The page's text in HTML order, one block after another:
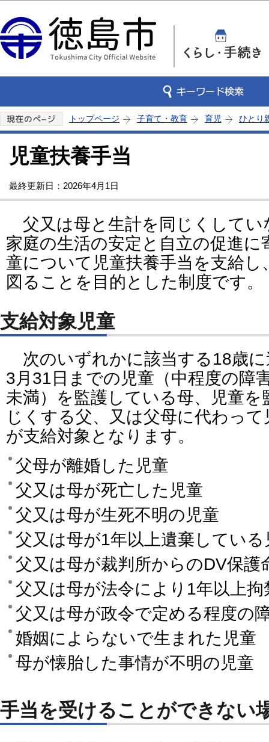
トップページ 子育て・教育 育児 ひとり
児童扶養手当
最終更新日：2026年4月1日
父又は母と生計を同じくしてい
家庭の生活の安定と自立の促進
童について児童扶養手当を支給し
図ることを目的とした制度です。
支給対象児童
次のいずれかに該当する18歳
3月31日までの児童（中程度の障
未満）を監護している母、児童
じくする父、又は父母に代わっ
が支給対象となります。
父母が離婚した児童
父又は母が死亡した児童
父又は母が生死不明の児童
父又は母が1年以上遺棄している
父又は母が裁判所からのDV保護
父又は母が法令により1年以上
父又は母が政令で定める程度の
婚姻によらないで生まれた児童
母が懐胎した事情が不明の児童
手当を受けることができない